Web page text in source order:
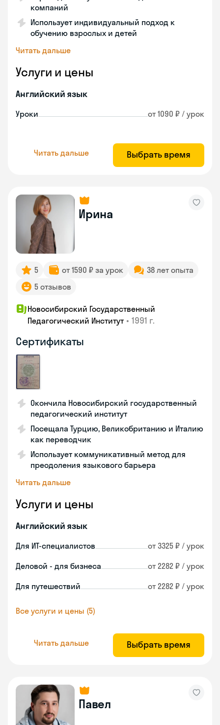
компаний
Использует индивидуальный подход к
обучению взрослых и детей
Читать дальше
Услуги и цены
Английский язык
Уроки от 1090 ₽ / урок
Читать дальше Выбрать время
Ирина
5 от 1590 ₽ за урок
38 лет опыта
5 отзывов
Новосибирский Государственный
Педагогический Институт • 1991 г.
Сертификаты
Окончила Новосибирский государственный
педагогический институт
Посещала Турцию, Великобританию и Италию
как переводчик
Использует коммуникативный метод для
преодоления языкового барьера
Читать дальше
Услуги и цены
Английский язык
Для ИТ-специалистов от 3325 ₽ / урок
Деловой - для бизнеса от 2282 ₽ / урок
Для путешествий от 2282 ₽ / урок
Все услуги и цены (5)
Читать дальше Выбрать время
Павел